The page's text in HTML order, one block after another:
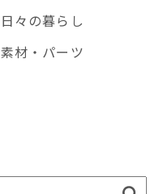
日々の暮らし
素材・パーツ